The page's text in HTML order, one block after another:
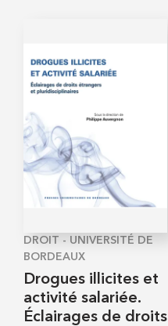
DROIT - UNIVERSITÉ DE
BORDEAUX
Drogues illicites et
activité salariée.
Éclairages de droits